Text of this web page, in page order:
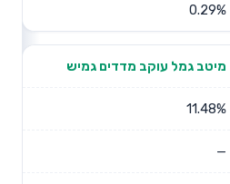
0.29%
מיטב גמל עוקב מדדים גמיש
11.48%
—